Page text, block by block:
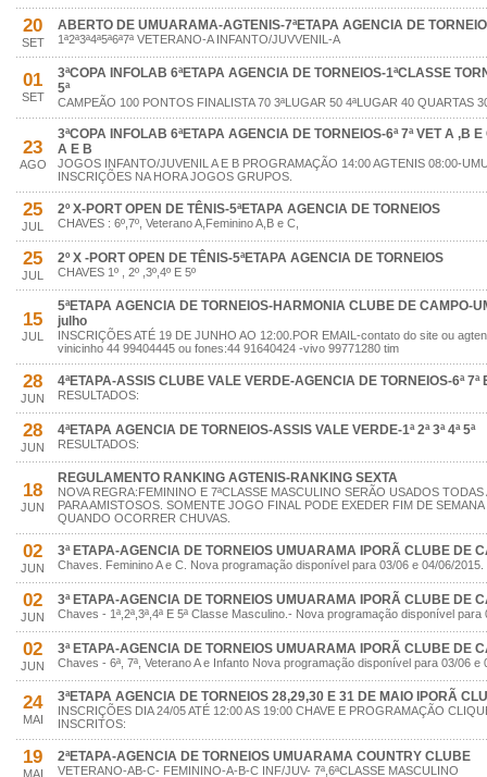
20
SET
ABERTO DE UMUARAMA-AGTENIS-7ªETAPA AGENCIA DE
1ª2ª3ª4ª5ª6ª7ª VETERANO-A INFANTO/JUVVENIL-A
01
SET
3ªCOPA INFOLAB 6ªETAPA AGENCIA DE TORNEIOS-1ªCLASSE
5ª
CAMPEÃO 100 PONTOS FINALISTA 70 3ªLUGAR 50 4ªLUGAR 40 QUARTAS
23
AGO
3ªCOPA INFOLAB 6ªETAPA AGENCIA DE TORNEIOS-6ª 7ª VET A ,B
A E B
JOGOS INFANTO/JUVENIL A E B PROGRAMAÇÃO 14:00 AGTENIS 08:00-
INSCRIÇÕES NA HORA JOGOS GRUPOS.
25
JUL
2º X-PORT OPEN DE TÊNIS-5ªETAPA AGENCIA DE TORNEIOS
CHAVES : 6º,7º, Veterano A,Feminino A,B e C,
25
JUL
2º X -PORT OPEN DE TÊNIS-5ªETAPA AGENCIA DE TORNEIOS
CHAVES 1º , 2º ,3º,4º E 5º
15
JUL
5ªETAPA AGENCIA DE TORNEIOS-HARMONIA CLUBE DE CAMPO-
julho
INSCRIÇÕES ATÉ 19 DE JUNHO AO 12:00.POR EMAIL-contato do site ou
vinicinho 44 99404445 ou fones:44 91640424 -vivo 99771280 tim
28
JUN
4ªETAPA-ASSIS CLUBE VALE VERDE-AGENCIA DE TORNEIOS-6ª 7ª
RESULTADOS:
28
JUN
4ªETAPA AGENCIA DE TORNEIOS-ASSIS VALE VERDE-1ª 2ª 3ª 4ª 5ª
RESULTADOS:
18
JUN
REGULAMENTO RANKING AGTENIS-RANKING SEXTA
NOVA REGRA:FEMININO E 7ªCLASSE MASCULINO SERÃO USADOS
PARA AMISTOSOS. SOMENTE JOGO FINAL PODE EXEDER FIM DE
QUANDO OCORRER CHUVAS.
02
JUN
3ª ETAPA-AGENCIA DE TORNEIOS UMUARAMA IPORÃ CLUBE DE
Chaves. Feminino A e C. Nova programação disponível para 03/06 e 04/06/2015.
02
JUN
3ª ETAPA-AGENCIA DE TORNEIOS UMUARAMA IPORÃ CLUBE DE
Chaves - 1ª,2ª,3ª,4ª E 5ª Classe Masculino.- Nova programação disponível para
02
JUN
3ª ETAPA-AGENCIA DE TORNEIOS UMUARAMA IPORÃ CLUBE DE
Chaves - 6ª, 7ª, Veterano A e Infanto Nova programação disponível para 03/06 e
24
MAI
3ªETAPA AGENCIA DE TORNEIOS 28,29,30 E 31 DE MAIO IPORÃ
INSCRIÇÕES DIA 24/05 ATÉ 12:00 AS 19:00 CHAVE E PROGRAMAÇÃO
INSCRITOS:
19
MAI
2ªETAPA-AGENCIA DE TORNEIOS UMUARAMA COUNTRY CLUBE
VETERANO-AB-C- FEMININO-A-B-C INF/JUV- 7ª,6ªCLASSE MASCULINO